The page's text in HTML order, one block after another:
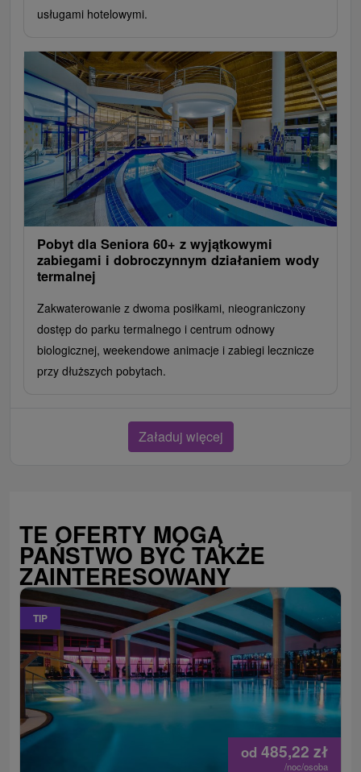
usługami hotelowymi.
Pobyt dla Seniora 60+ z wyjątkowymi
zabiegami i dobroczynnym działaniem wody
termalnej
Zakwaterowanie z dwoma posiłkami, nieograniczony
dostęp do parku termalnego i centrum odnowy
biologicznej, weekendowe animacje i zabiegi lecznicze
przy dłuższych pobytach.
Załaduj więcej
TE OFERTY MOGĄ
PAŃSTWO BYĆ TAKŻE
ZAINTERESOWANY
TIP
od 485,22 zł
/noc/osoba